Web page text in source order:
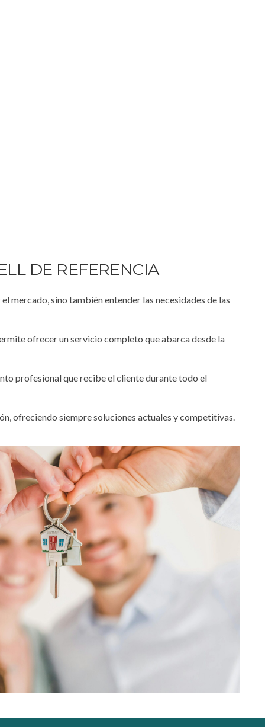
DE REFERENCIA
mercado, sino también entender las necesidades de las
ofrecer un servicio completo que abarca desde la
profesional que recibe el cliente durante todo el
ofreciendo siempre soluciones actuales y competitivas.